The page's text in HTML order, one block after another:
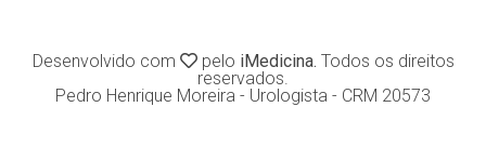
Desenvolvido com pelo iMedicina. Todos os direitos
reservados.
Pedro Henrique Moreira - Urologista - CRM 20573